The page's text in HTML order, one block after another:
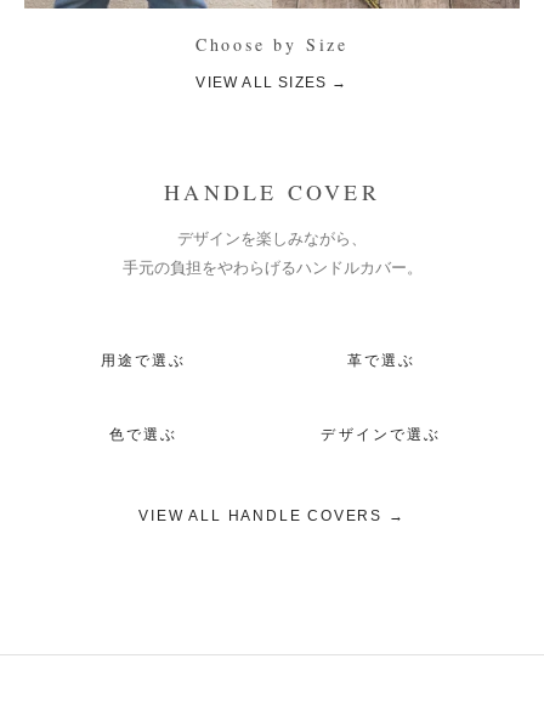
Choose by Size
VIEW ALL SIZES →
HANDLE COVER
デザインを楽しみながら、
手元の負担をやわらげるハンドルカバー。
用途で選ぶ 革で選ぶ
色で選ぶ デザインで選ぶ
VIEW ALL HANDLE COVERS →